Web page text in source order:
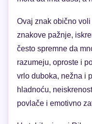
Ovaj znak obično
znakove pažnje,
često spremne da
razumeju, oproste i
vrlo duboka, nežna i
hladnoću,
povlače i emotivno